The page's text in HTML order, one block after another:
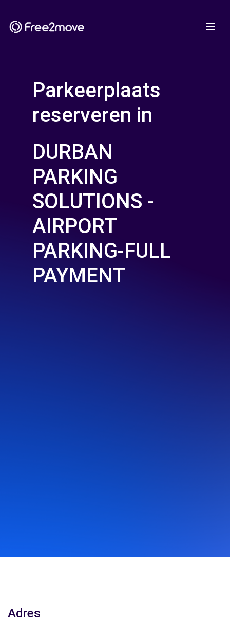
Parkeerplaats
reserveren in
DURBAN
PARKING
SOLUTIONS -
AIRPORT
PARKING-FULL
PAYMENT
Adres